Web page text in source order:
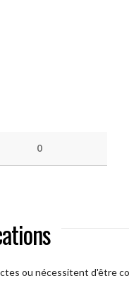
0
ou nécessitent d'être